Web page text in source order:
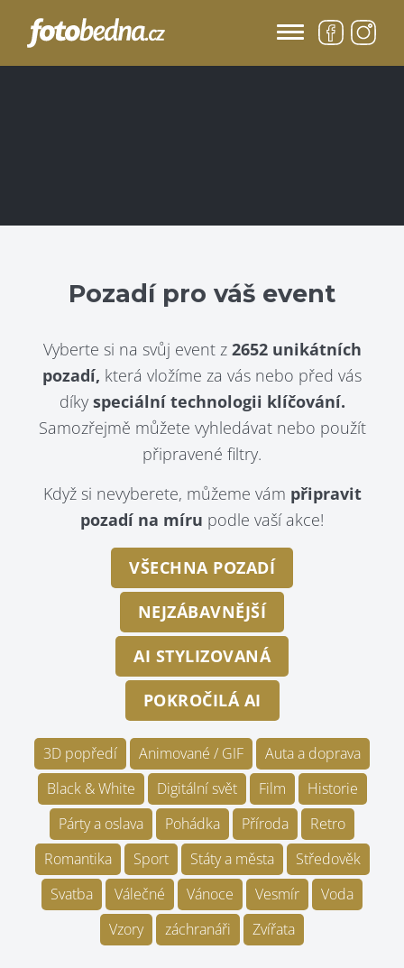
Pozadí pro váš event
Vyberte si na svůj event z 2652 unikátních
pozadí, která vložíme za vás nebo před vás
díky speciální technologii klíčování.
Samozřejmě můžete vyhledávat nebo použít
připravené filtry.
Když si nevyberete, můžeme vám připravit
pozadí na míru podle vaší akce!
VŠECHNA POZADÍ
NEJZÁBAVNĚJŠÍ
AI STYLIZOVANÁ
POKROČILÁ AI
3D popředí Animované / GIF
Auta a doprava
Black & White
Digitální svět Film
Historie
Párty a oslava
Pohádka Příroda
Retro
Romantika
Sport Státy a města
Středověk
Svatba
Válečné Vánoce Vesmír
Voda
Vzory
záchranáři Zvířata